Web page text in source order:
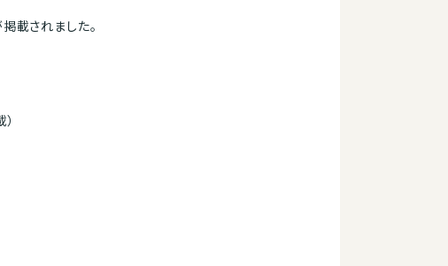
掲載されました。